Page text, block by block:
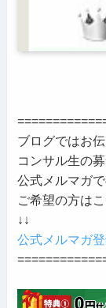
ブログではお
コンサル生の
公式メルマガ
ご希望の方は
↓↓
公式メルマガ